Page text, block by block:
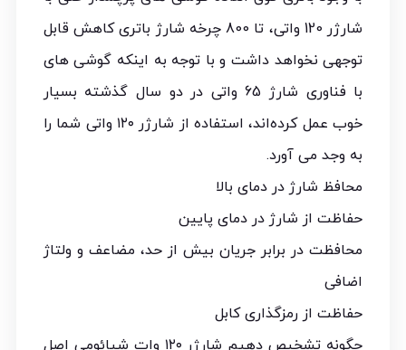
شارژر 120 واتی، تا 800 چرخه شارژ باتری کاهش قابل
توجهی نخواهد داشت و با توجه به اینکه گوشی‌ های
با فناوری شارژ 65 واتی در دو سال گذشته بسیار
خوب عمل کرده‌اند، استفاده از شارژر ۱۲۰ واتی شما را
به وجد می آورد.
محافظ شارژ در دمای بالا
حفاظت از شارژ در دمای پایین
محافظت در برابر جریان بیش از حد، مضاعف و ولتاژ
اضافی
حفاظت از رمزگذاری کابل
چگونه تشخیص دهیم شارژر ۱۲۰ وات شیائومی اصل